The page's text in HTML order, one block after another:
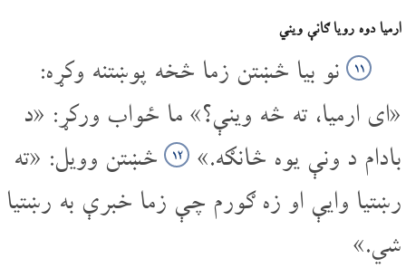
ارمیا دوه رویا ګانې ویني
۱۱ نو بیا څښتن زما څخه پوښتنه وکړه:
«ای ارمیا، ته څه وینې؟» ما ځواب ورکړ: «د
بادام د ونې یوه څانګه.»
۱۲ څښتن وویل: «ته
رښتیا وایې او زه ګورم چې زما خبرې به رښتیا
شي.»